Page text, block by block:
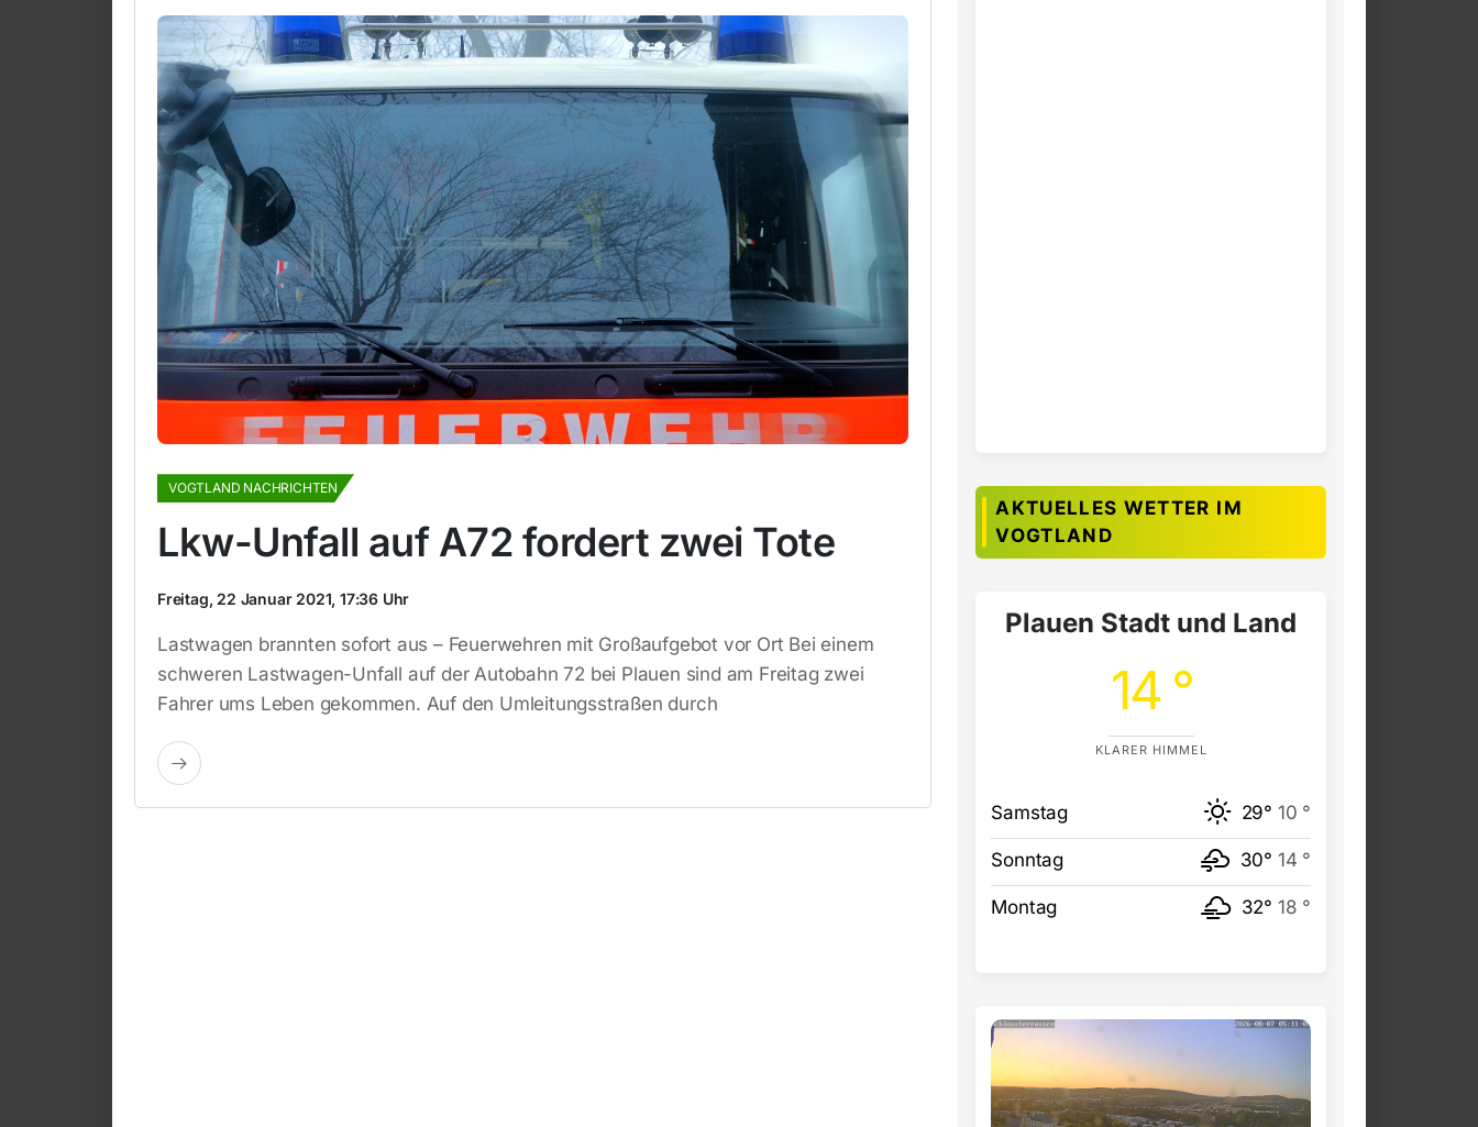
VOGTLAND NACHRICHTEN
Lkw-Unfall auf A72 fordert zwei Tote
Freitag, 22 Januar 2021, 17:36 Uhr
Lastwagen brannten sofort aus – Feuerwehren mit Großaufgebot vor Ort Bei einem
schweren Lastwagen-Unfall auf der Autobahn 72 bei Plauen sind am Freitag zwei
Fahrer ums Leben gekommen. Auf den Umleitungsstraßen durch
AKTUELLES WETTER IM
VOGTLAND
Plauen Stadt und Land
14 °
KLARER HIMMEL
Samstag 29° 10 °
Sonntag 30° 14 °
Montag 32° 18 °